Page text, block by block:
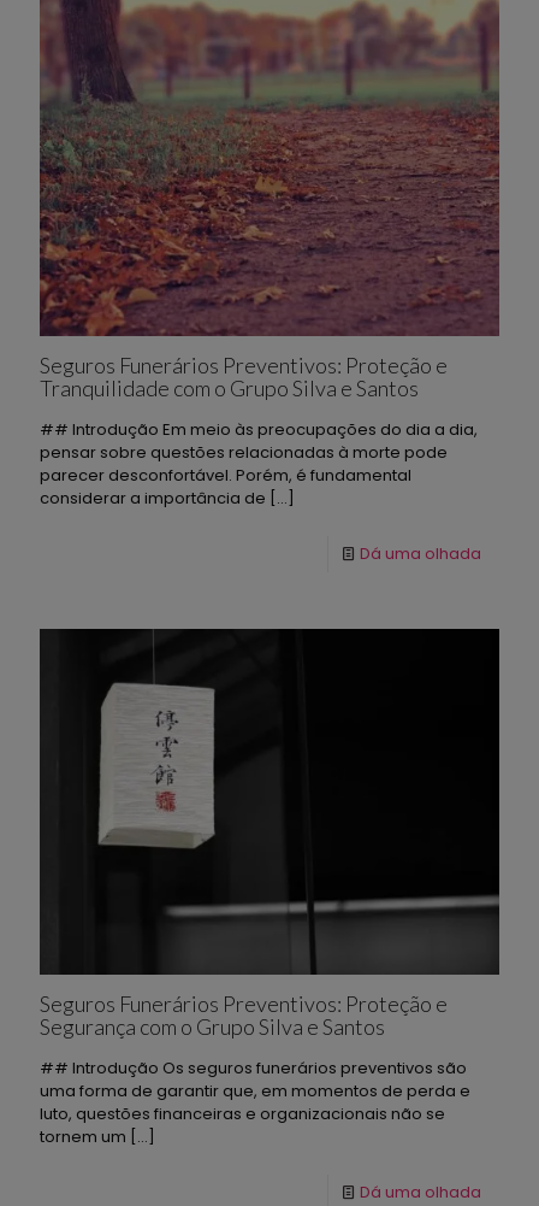
Seguros Funerários Preventivos: Proteção e
Tranquilidade com o Grupo Silva e Santos
## Introdução Em meio às preocupações do dia a dia,
pensar sobre questões relacionadas à morte pode
parecer desconfortável. Porém, é fundamental
considerar a importância de […]
Dá uma olhada
Seguros Funerários Preventivos: Proteção e
Segurança com o Grupo Silva e Santos
## Introdução Os seguros funerários preventivos são
uma forma de garantir que, em momentos de perda e
luto, questões financeiras e organizacionais não se
tornem um […]
Dá uma olhada